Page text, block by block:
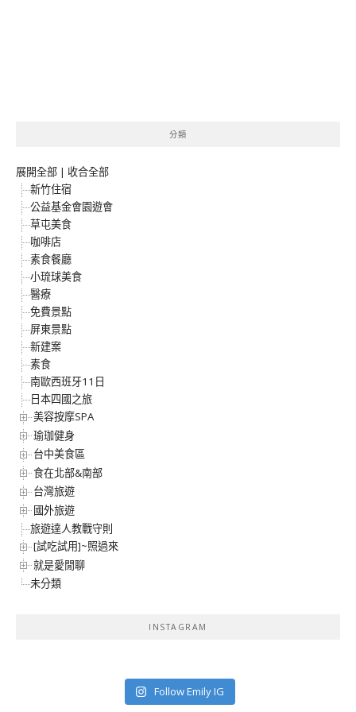
分類
展開全部 | 收合全部
新竹住宿
公益基金會園遊會
草屯美食
咖啡店
素食餐廳
小琉球美食
醫療
免費景點
屏東景點
新建案
素食
南歐西班牙11日
日本四國之旅
美容按摩SPA
瑜珈健身
台中美食區
食在北部&南部
台灣旅遊
國外旅遊
旅遊達人教戰守則
[試吃試用]~照過來
就是愛閒聊
未分類
INSTAGRAM
Follow Emily IG